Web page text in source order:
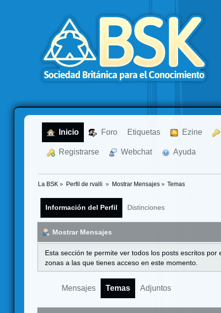
Inicio Foro Etiquetas Ezine
Registrarse Webchat Ayuda
La BSK » Perfil de rvalli » Mostrar Mensajes» Temas
Información del Perfil Distinciones
Mostrar Mensajes
Esta sección te permite ver todos los posts escritos
zonas a las que tienes acceso en este momento.
Mensajes Temas Adjuntos